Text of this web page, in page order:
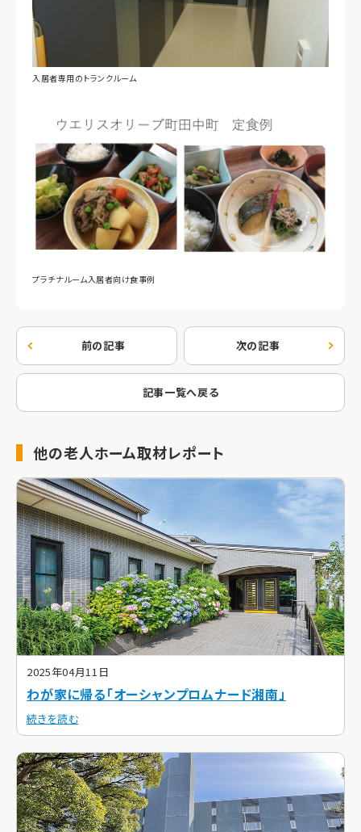
入居者専用のトランクルーム
プラチナルーム入居者向け食事例
記事一覧へ戻る
次の記事
前の記事
他の老人ホーム取材レポート
2025年04月11日
わが家に帰る「オーシャンプロムナード湘南」
続きを読む